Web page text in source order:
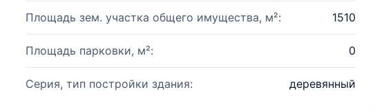
Площадь зем. участка общего имущества, м²: 1510
Площадь парковки, м²: 0
Серия, тип постройки здания: деревянный